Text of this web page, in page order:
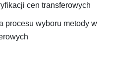
cen transferowych
procesu wyboru metody w